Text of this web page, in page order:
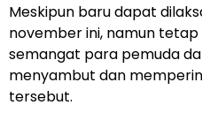
Meskipun baru dapat
november ini, namun
semangat para pemuda
menyambut dan
tersebut.